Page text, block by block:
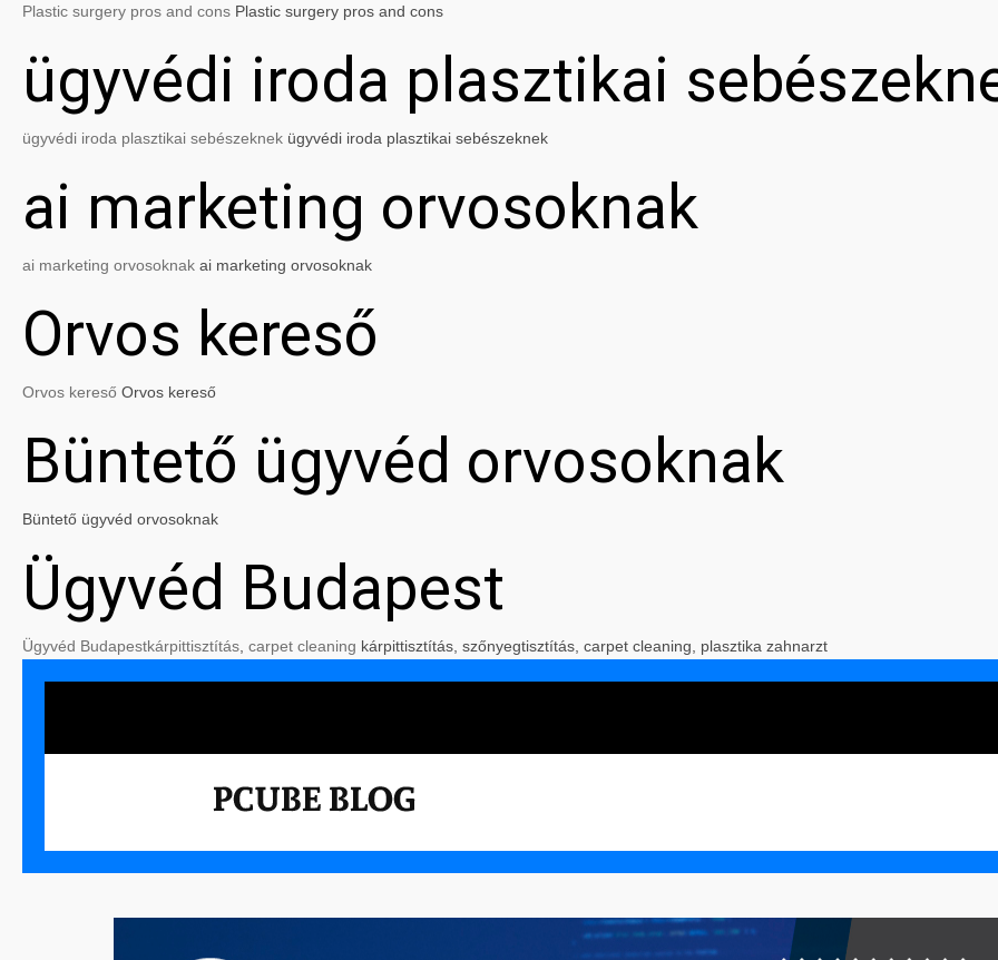
Plastic surgery pros and cons Plastic surgery pros and cons
ügyvédi iroda plasztikai
ügyvédi iroda plasztikai sebészeknek ügyvédi iroda plasztikai sebészeknek
ai marketing orvosoknak
ai marketing orvosoknak ai marketing orvosoknak
Orvos kereső
Orvos kereső Orvos kereső
Büntető ügyvéd orvosoknak
Büntető ügyvéd orvosoknak
Ügyvéd Budapest
Ügyvéd Budapestkárpittisztítás carpet cleaning kárpittisztítás, szőnyegtisztítás, carpet cleaning, plasztika zahnarzt